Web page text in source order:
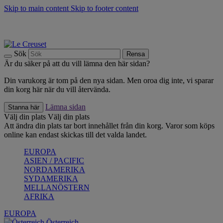
Skip to main content Skip to footer content
Sök Rensa
Är du säker på att du vill lämna den här sidan?
Din varukorg är tom på den nya sidan. Men oroa dig inte, vi sparar
din korg här när du vill återvända.
Stanna här
Lämna sidan
Välj din plats Välj din plats
Att ändra din plats tar bort innehållet från din korg. Varor som köps
online kan endast skickas till det valda landet.
EUROPA
ASIEN / PACIFIC
NORDAMERIKA
SYDAMERIKA
MELLANÖSTERN
AFRIKA
EUROPA